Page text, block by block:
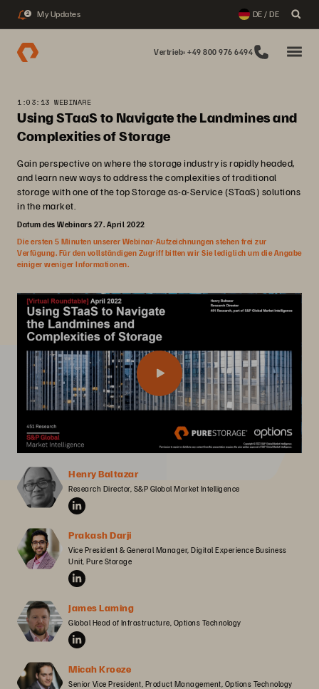
2 My Updates DE / DE
Vertrieb: +49 800 976 6494
1:03:13 WEBINARE
Using STaaS to Navigate the Landmines and
Complexities of Storage
Gain perspective on where the storage industry is rapidly headed,
and learn new ways to address the complexities of traditional
storage with one of the top Storage as-a-Service (STaaS) solutions
in the market.
Datum des Webinars 27. April 2022
Die ersten 5 Minuten unserer Webinar-Aufzeichnungen stehen frei zur
Verfügung. Für den vollständigen Zugriff bitten wir Sie lediglich um die Angabe
einiger weniger Informationen.
Henry Baltazar
Research Director, S&P Global Market Intelligence
Prakash Darji
Vice President & General Manager, Digital Experience Business
Unit, Pure Storage
James Laming
Global Head of Infrastructure, Options Technology
Micah Kroeze
Senior Vice President, Product Management, Options Technology